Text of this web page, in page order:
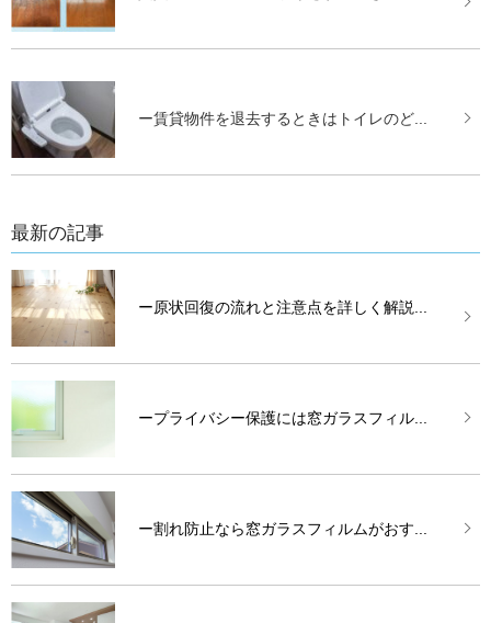
ー賃貸物件を退去するときはトイレのど...
最新の記事
ー原状回復の流れと注意点を詳しく解説...
ープライバシー保護には窓ガラスフィル...
ー割れ防止なら窓ガラスフィルムがおす...